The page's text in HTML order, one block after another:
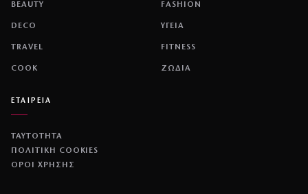
BEAUTY FASHION
DECO ΥΓΕΙΑ
TRAVEL FITNESS
COOK ΖΩΔΙΑ
ΕΤΑΙΡΕΙΑ
ΤΑΥΤΟΤΗΤΑ
ΠΟΛΙΤΙΚΉ COOKIES
ΌΡΟΙ ΧΡΉΣΗΣ